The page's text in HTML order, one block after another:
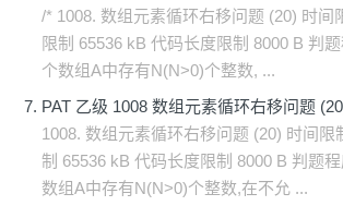
/* 1008. 数组元素循环右移问题 (20) 时间
限制 65536 kB 代码长度限制 8000 B 判
个数组A中存有N(N>0)个整数, ...
PAT 乙级 1008 数组元素循环右移问题
1008. 数组元素循环右移问题 (20) 时间限
制 65536 kB 代码长度限制 8000 B 判题
数组A中存有N(N>0)个整数,在不允 ...